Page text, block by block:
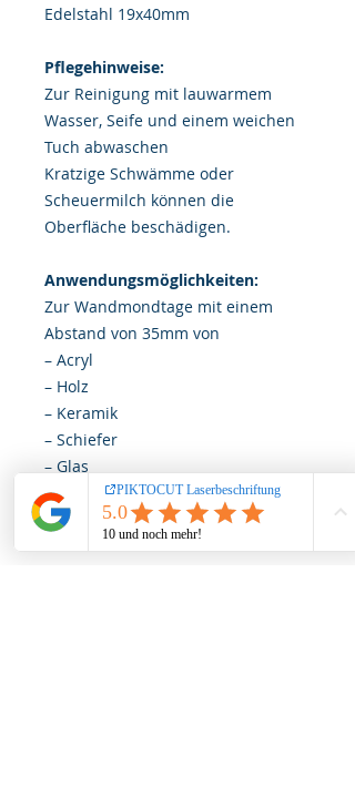
Edelstahl 19x40mm
Pflegehinweise:
Zur Reinigung mit lauwarmem
Wasser, Seife und einem weichen
Tuch abwaschen
Kratzige Schwämme oder
Scheuermilch können die
Oberfläche beschädigen.
Anwendungsmöglichkeiten:
Zur Wandmondtage mit einem
Abstand von 35mm von
– Acryl
– Holz
– Keramik
– Schiefer
– Glas
– Edelstahl
mit einer maximalen Materialstärke
von 12mm.